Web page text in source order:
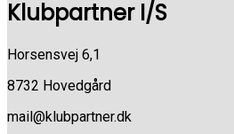
Klubpartner I/S
Horsensvej 6,1
8732 Hovedgård
mail@klubpartner.dk